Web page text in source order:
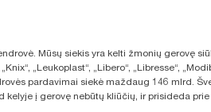
Mūsų siekis yra kelti žmonių gerovę
„Leukoplast“, „Libero“, „Libresse“,
pardavimai siekė maždaug 146 mlrd.
kelyje į gerovę nebūtų kliūčių, ir prisideda